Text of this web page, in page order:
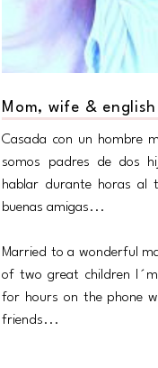
Mom, wife &
Casada con un hombre
somos padres de dos
hablar durante horas al
buenas amigas...
Married to a wonderful
of two great children
for hours on the phone
friends...